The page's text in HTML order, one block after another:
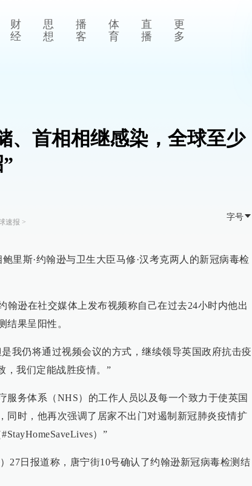
财
经
思
想
播
客
体
育
直
播
更
多
、首相相继感染，全球至少
速报 >
字号
里斯·约翰逊与卫生大臣马修·汉考克两人的新冠病毒检
翰逊在社交媒体上发布视频称自己在过去24小时内他出
结果呈阳性。
我仍将通过视频会议的方式，继续领导英国政府抗击疫
，我们定能战胜疫情。”
服务体系（NHS）的工作人员以及每一个致力于使英国
同时，他再次强调了居家不出门对遏制新冠肺炎疫情扩
）”
27日报道称，唐宁街10号确认了约翰逊新冠病毒检测结